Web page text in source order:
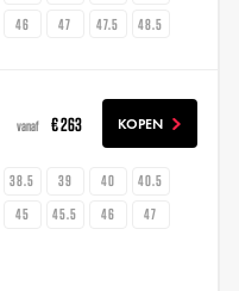
46 47 47.5 48.5
vanaf € 263 KOPEN
38.5 39 40
40.5
45 45.5 46
47